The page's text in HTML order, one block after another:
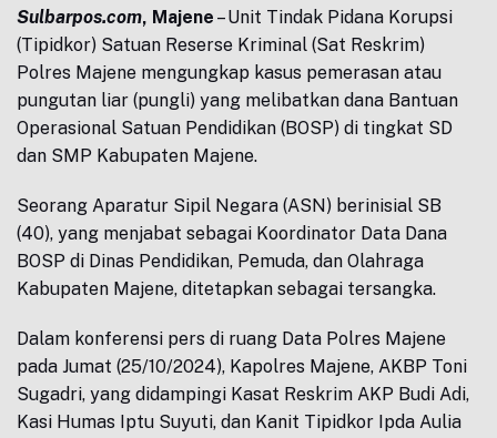
Sulbarpos.com, Majene – Unit Tindak Pidana Korupsi
(Tipidkor) Satuan Reserse Kriminal (Sat Reskrim)
Polres Majene mengungkap kasus pemerasan atau
pungutan liar (pungli) yang melibatkan dana Bantuan
Operasional Satuan Pendidikan (BOSP) di tingkat SD
dan SMP Kabupaten Majene.
Seorang Aparatur Sipil Negara (ASN) berinisial SB
(40), yang menjabat sebagai Koordinator Data Dana
BOSP di Dinas Pendidikan, Pemuda, dan Olahraga
Kabupaten Majene, ditetapkan sebagai tersangka.
Dalam konferensi pers di ruang Data Polres Majene
pada Jumat (25/10/2024), Kapolres Majene, AKBP Toni
Sugadri, yang didampingi Kasat Reskrim AKP Budi Adi,
Kasi Humas Iptu Suyuti, dan Kanit Tipidkor Ipda Aulia